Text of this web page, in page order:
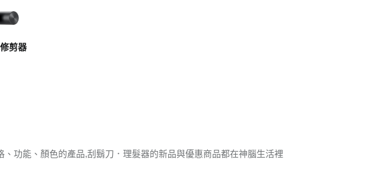
剪器
功能、顏色的產品,刮鬍刀．理髮器的新品與優惠商品都在神腦生活裡